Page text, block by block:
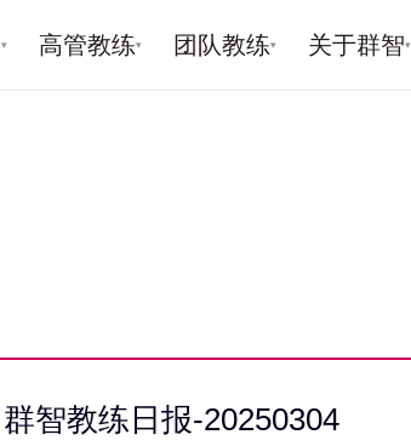
▾ 高管教练▾ 团队教练▾ 关于群智▾
群智教练日报-20250304